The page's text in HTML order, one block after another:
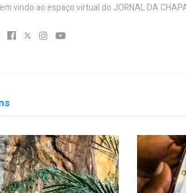
vindo ao espaço virtual do JORNAL DA